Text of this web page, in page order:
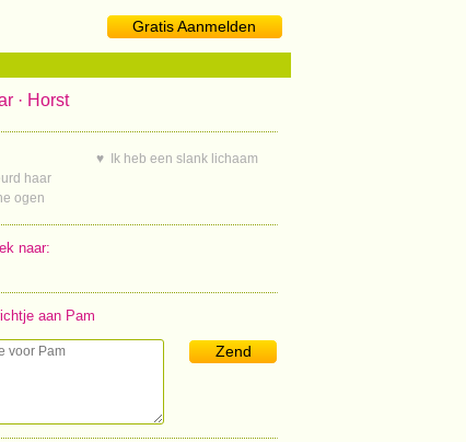
Gratis Aanmelden
· Horst
haar
ogen
♥ Ik heb een slank lichaam
naar:
aan Pam
Zend